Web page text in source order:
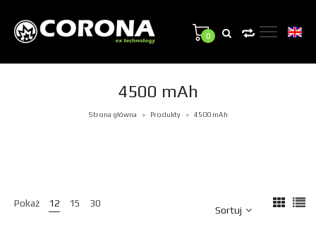
0
4500 mAh
Strona główna > Produkty > 4500 mAh
Pokaż 12 15 30
Sortuj